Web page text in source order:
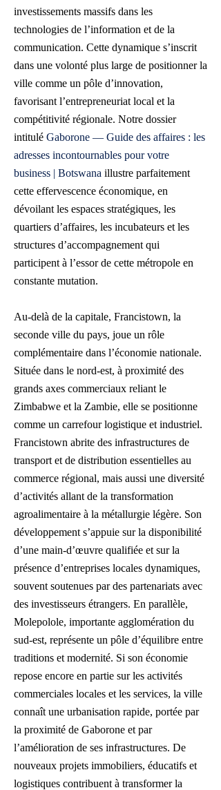
investissements massifs dans les
technologies de l’information et de la
communication. Cette dynamique s’inscrit
dans une volonté plus large de positionner la
ville comme un pôle d’innovation,
favorisant l’entrepreneuriat local et la
compétitivité régionale. Notre dossier
intitulé Gaborone — Guide des affaires : les
adresses incontournables pour votre
business | Botswana illustre parfaitement
cette effervescence économique, en
dévoilant les espaces stratégiques, les
quartiers d’affaires, les incubateurs et les
structures d’accompagnement qui
participent à l’essor de cette métropole en
constante mutation.
Au-delà de la capitale, Francistown, la
seconde ville du pays, joue un rôle
complémentaire dans l’économie nationale.
Située dans le nord-est, à proximité des
grands axes commerciaux reliant le
Zimbabwe et la Zambie, elle se positionne
comme un carrefour logistique et industriel.
Francistown abrite des infrastructures de
transport et de distribution essentielles au
commerce régional, mais aussi une diversité
d’activités allant de la transformation
agroalimentaire à la métallurgie légère. Son
développement s’appuie sur la disponibilité
d’une main-d’œuvre qualifiée et sur la
présence d’entreprises locales dynamiques,
souvent soutenues par des partenariats avec
des investisseurs étrangers. En parallèle,
Molepolole, importante agglomération du
sud-est, représente un pôle d’équilibre entre
traditions et modernité. Si son économie
repose encore en partie sur les activités
commerciales locales et les services, la ville
connaît une urbanisation rapide, portée par
la proximité de Gaborone et par
l’amélioration de ses infrastructures. De
nouveaux projets immobiliers, éducatifs et
logistiques contribuent à transformer la